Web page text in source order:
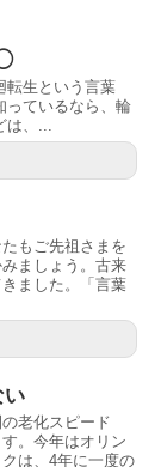
転生という言葉
っているなら、輪
は、...
もご先祖さまを
ましょう。古来
ました。「言葉
い
老化スピード
。今年はオリン
は、4年に一度の